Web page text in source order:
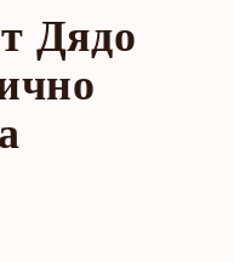
Дядо